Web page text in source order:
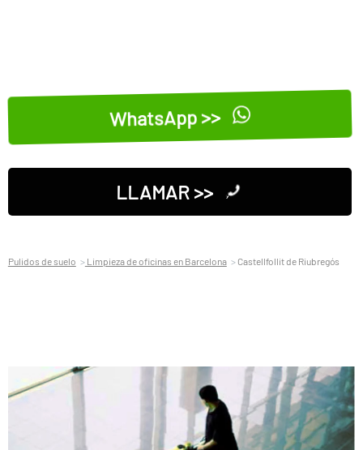
WhatsApp >>
LLAMAR >>
Pulidos de suelo Limpieza de oficinas en Barcelona Castellfollit de Riubregós